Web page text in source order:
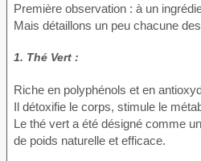
Première observation : à un
Mais détaillons un peu chacune
1. Thé Vert :
Riche en polyphénols et en
Il détoxifie le corps, stimule le
Le thé vert a été désigné comme
de poids naturelle et efficace.